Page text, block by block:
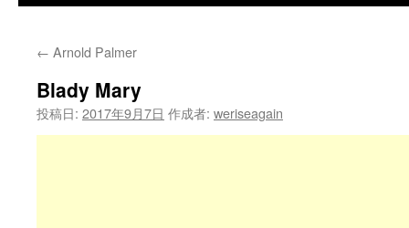
← Arnold Palmer
Blady Mary
投稿日: 2017年9月7日 作成者: weriseagain